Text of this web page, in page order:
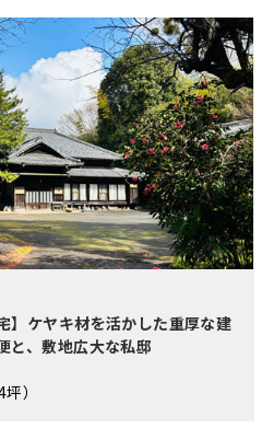
】ケヤキ材を活かした重厚な建
と、敷地広大な私邸
）